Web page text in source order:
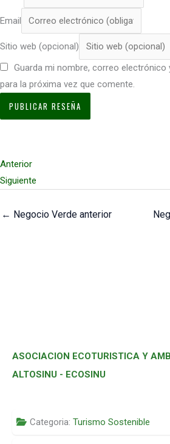
Email
Sitio web (opcional)
Guarda mi nombre, correo electrónico
para la próxima vez que comente.
Anterior
Siguiente
← Negocio Verde anterior
ASOCIACION ECOTURISTICA Y
ALTOSINU - ECOSINU
Categoria: Turismo Sostenible